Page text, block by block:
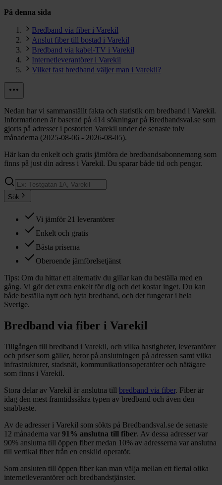
På denna sida
Bredband via fiber i Varekil
Anslut fiber till bostad i Varekil
Bredband via kabel-TV i Varekil
Internetleverantörer i Varekil
Vilket fast bredband väljer man i Varekil?
Nedan har vi sammanställt fakta och statistik om bredband i Varekil.
Informationen är baserad på 414 sökningar på Bredbandsval.se som
gjorts på adresser i postorten Varekil under de senaste tolv
månaderna (2025-08-06 - 2026-08-05).
Här kan du enkelt och gratis jämföra de bredbandsabonnemang som
finns på just din adress i Varekil. Du sparar både tid och pengar.
Sök
Vi jämför 21 leverantörer
Enkelt och gratis
Bästa priserna
Oberoende jämförelsetjänst
Tips: Om du hittar ett alternativ du gillar kan du beställa med en
gång. Vi gör det extra enkelt för dig och det kostar inget. Du kan
både beställa nytt och byta bredband, och det fungerar i hela
Sverige.
Bredband via fiber i Varekil
Tillgången till bredband i Varekil, och vilka hastigheter, leverantörer
och priser som gäller, beror på anslutningen på adressen samt vilka
infrastrukturer, stadsnät, kommunikationsoperatörer och nätägare
som finns i Varekil.
Stora delar av Varekil är anslutna till bredband via fiber. Fiber är
idag den mest framtidssäkra typen av bredband och även den
snabbaste.
Av de adresser i Varekil som sökts på Bredbandsval.se de senaste
12 månaderna var 91% anslutna till fiber. Av dessa adresser var
90% anslutna till öppen fiber medan 10% av adresserna var anslutna
till vertikal fiber från en enskild operatör.
Som ansluten till öppen fiber kan man välja mellan ett flertal olika
internetleverantörer och bredbandstjänster.